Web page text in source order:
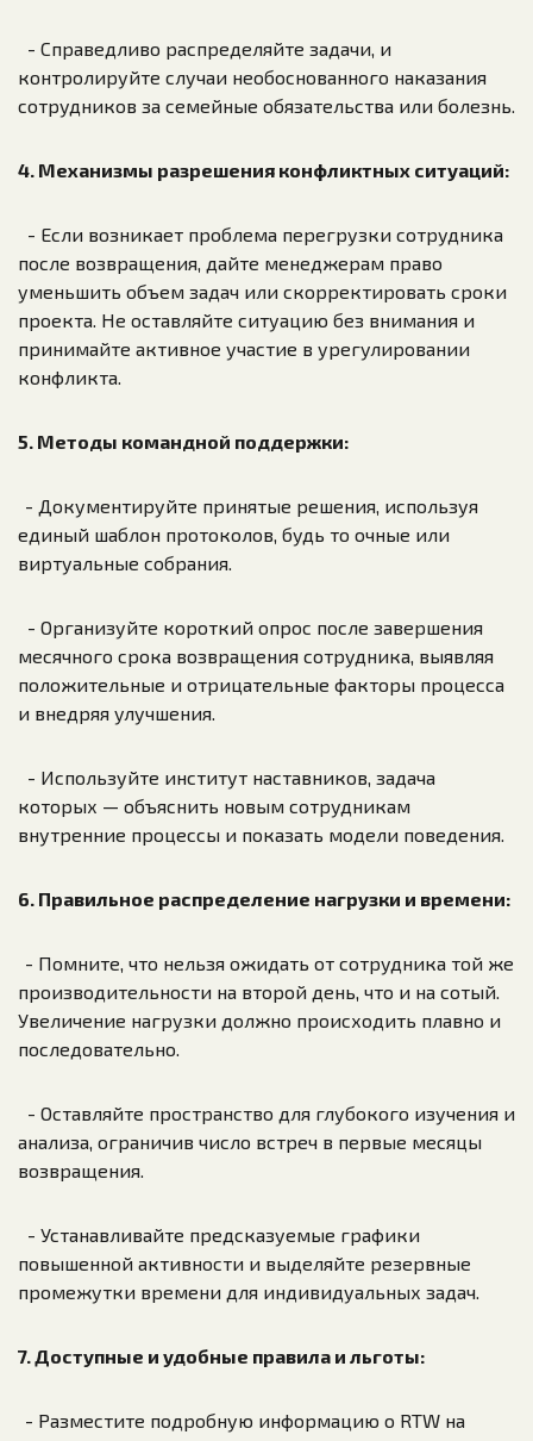
- Справедливо распределяйте задачи, и
контролируйте случаи необоснованного наказания
сотрудников за семейные обязательства или болезнь.
4. Механизмы разрешения конфликтных ситуаций:
- Если возникает проблема перегрузки сотрудника
после возвращения, дайте менеджерам право
уменьшить объем задач или скорректировать сроки
проекта. Не оставляйте ситуацию без внимания и
принимайте активное участие в урегулировании
конфликта.
5. Методы командной поддержки:
- Документируйте принятые решения, используя
единый шаблон протоколов, будь то очные или
виртуальные собрания.
- Организуйте короткий опрос после завершения
месячного срока возвращения сотрудника, выявляя
положительные и отрицательные факторы процесса
и внедряя улучшения.
- Используйте институт наставников, задача
которых — объяснить новым сотрудникам
внутренние процессы и показать модели поведения.
6. Правильное распределение нагрузки и времени:
- Помните, что нельзя ожидать от сотрудника той же
производительности на второй день, что и на сотый.
Увеличение нагрузки должно происходить плавно и
последовательно.
- Оставляйте пространство для глубокого изучения и
анализа, ограничив число встреч в первые месяцы
возвращения.
- Устанавливайте предсказуемые графики
повышенной активности и выделяйте резервные
промежутки времени для индивидуальных задач.
7. Доступные и удобные правила и льготы:
- Разместите подробную информацию о RTW на